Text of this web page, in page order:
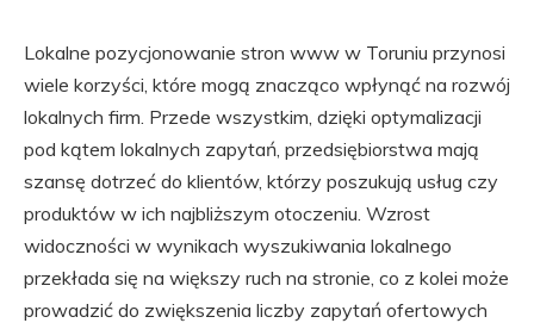
Lokalne pozycjonowanie stron www w Toruniu przynosi
wiele korzyści, które mogą znacząco wpłynąć na rozwój
lokalnych firm. Przede wszystkim, dzięki optymalizacji
pod kątem lokalnych zapytań, przedsiębiorstwa mają
szansę dotrzeć do klientów, którzy poszukują usług czy
produktów w ich najbliższym otoczeniu. Wzrost
widoczności w wynikach wyszukiwania lokalnego
przekłada się na większy ruch na stronie, co z kolei może
prowadzić do zwiększenia liczby zapytań ofertowych